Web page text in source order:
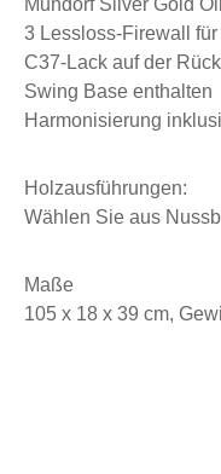
3 Lessloss-Firewall
C37-Lack auf der
Swing Base enthalten
Harmonisierung
Holzausführungen:
Wählen Sie aus
Maße
105 x 18 x 39 cm,